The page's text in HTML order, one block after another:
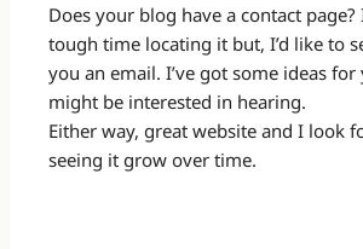
Does your blog have a contact page?
tough time locating it but, I’d like to
you an email. I’ve got some ideas
might be interested in hearing.
Either way, great website and I look
seeing it grow over time.